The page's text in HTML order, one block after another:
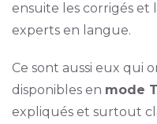
ensuite les corrigés et
experts en langue.
Ce sont aussi eux qui
disponibles en mode
expliqués et surtout